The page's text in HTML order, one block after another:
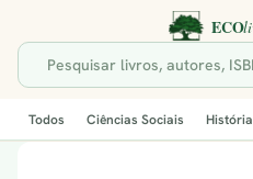
Todos Ciências Sociais História